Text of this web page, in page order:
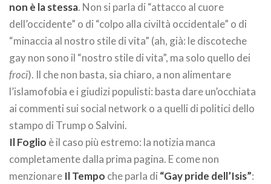
non è la stessa. Non si parla di “attacco al cuore
dell’occidente” o di “colpo alla civiltà occidentale” o di
“minaccia al nostro stile di vita” (ah, già: le discoteche
gay non sono il “nostro stile di vita”, ma solo quello dei
froci). Il che non basta, sia chiaro, a non alimentare
l’islamofobia e i giudizi populisti: basta dare un’occhiata
ai commenti sui social network o a quelli di politici dello
stampo di Trump o Salvini.
Il Foglio è il caso più estremo: la notizia manca
completamente dalla prima pagina. E come non
menzionare Il Tempo che parla di “Gay pride dell’Isis”: